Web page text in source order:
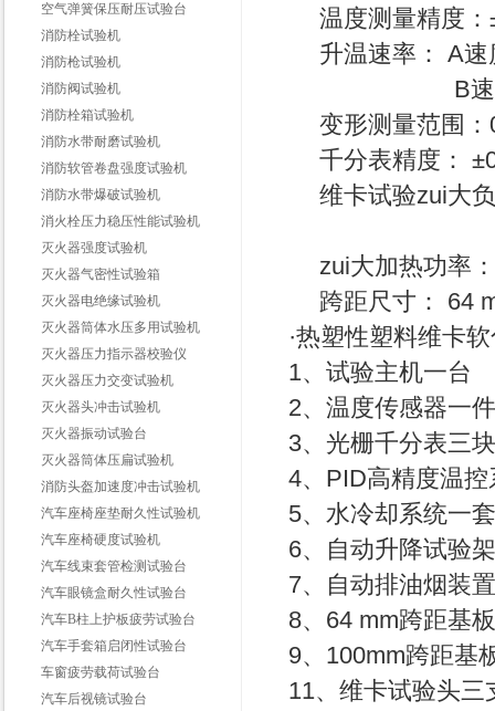
空气弹簧保压耐压试验台
消防栓试验机
消防枪试验机
消防阀试验机
消防栓箱试验机
消防水带耐磨试验机
消防软管卷盘强度试验机
消防水带爆破试验机
消火栓压力稳压性能试验机
灭火器强度试验机
灭火器气密性试验箱
灭火器电绝缘试验机
灭火器筒体水压多用试验机
灭火器压力指示器校验仪
灭火器压力交变试验机
灭火器头冲击试验机
灭火器振动试验台
灭火器筒体压扁试验机
消防头盔加速度冲击试验机
汽车座椅座垫耐久性试验机
汽车座椅硬度试验机
汽车线束套管检测试验台
汽车眼镜盒耐久性试验台
汽车B柱上护板疲劳试验台
汽车手套箱启闭性试验台
车窗疲劳载荷试验台
汽车后视镜试验台
温度测量精度
升温速率： A
B速度
变形测量范围
千分表精度：
维卡试验zui大
zui大加热功率
跨距尺寸： 64
·热塑性塑料维卡
1、试验主机一台
2、温度传感器一件
3、光栅千分表三块
4、PID高精度温
5、水冷却系统一套
6、自动升降试验
7、自动排油烟装
8、64 mm跨距基
9、100mm跨距基
11、维卡试验头